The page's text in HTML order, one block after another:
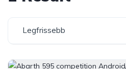
Legfrissebb